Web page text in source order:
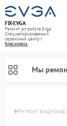
FIX-EVGA
Ремонт устройств Evga
Специализированный
cервисный центр г.
Красноярск
Мы
Ремонт